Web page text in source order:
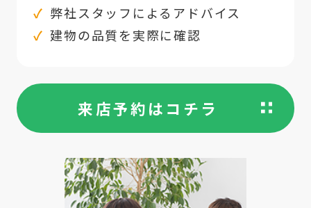
弊社スタッフによるアドバイス
建物の品質を実際に確認
来店予約はコチラ